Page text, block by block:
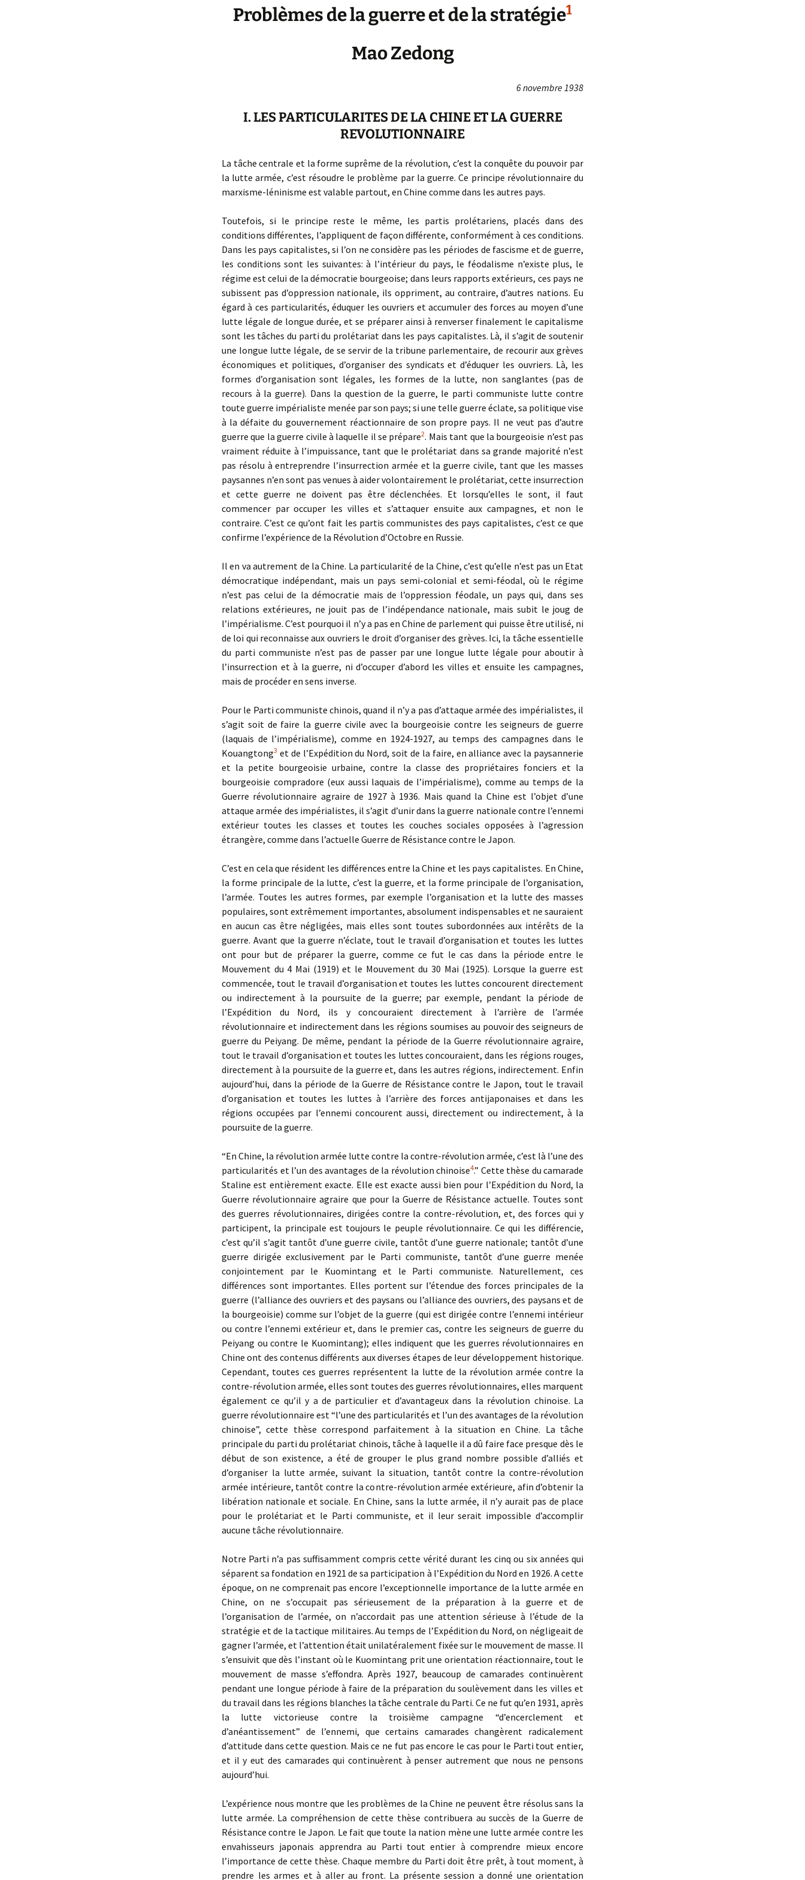
Problèmes de la guerre et de la stratégie1
Mao Zedong
6 novembre 1938
I. LES PARTICULARITES DE LA CHINE ET LA GUERRE
REVOLUTIONNAIRE
La tâche centrale et la forme suprême de la révolution, c’est la conquête du pouvoir par
la lutte armée, c’est résoudre le problème par la guerre. Ce principe révolutionnaire du
marxisme-léninisme est valable partout, en Chine comme dans les autres pays.
Toutefois, si le principe reste le même, les partis prolétariens, placés dans des
conditions différentes, l’appliquent de façon différente, conformément à ces conditions.
Dans les pays capitalistes, si l’on ne considère pas les périodes de fascisme et de guerre,
les conditions sont les suivantes: à l’intérieur du pays, le féodalisme n’existe plus, le
régime est celui de la démocratie bourgeoise; dans leurs rapports extérieurs, ces pays ne
subissent pas d’oppression nationale, ils oppriment, au contraire, d’autres nations. Eu
égard à ces particularités, éduquer les ouvriers et accumuler des forces au moyen d’une
lutte légale de longue durée, et se préparer ainsi à renverser finalement le capitalisme
sont les tâches du parti du prolétariat dans les pays capitalistes. Là, il s’agit de soutenir
une longue lutte légale, de se servir de la tribune parlementaire, de recourir aux grèves
économiques et politiques, d’organiser des syndicats et d’éduquer les ouvriers. Là, les
formes d’organisation sont légales, les formes de la lutte, non sanglantes (pas de
recours à la guerre). Dans la question de la guerre, le parti communiste lutte contre
toute guerre impérialiste menée par son pays; si une telle guerre éclate, sa politique vise
à la défaite du gouvernement réactionnaire de son propre pays. Il ne veut pas d’autre
guerre que la guerre civile à laquelle il se prépare2. Mais tant que la bourgeoisie n’est pas
vraiment réduite à l’impuissance, tant que le prolétariat dans sa grande majorité n’est
pas résolu à entreprendre l’insurrection armée et la guerre civile, tant que les masses
paysannes n’en sont pas venues à aider volontairement le prolétariat, cette insurrection
et cette guerre ne doivent pas être déclenchées. Et lorsqu’elles le sont, il faut
commencer par occuper les villes et s’attaquer ensuite aux campagnes, et non le
contraire. C’est ce qu’ont fait les partis communistes des pays capitalistes, c’est ce que
confirme l’expérience de la Révolution d’Octobre en Russie.
Il en va autrement de la Chine. La particularité de la Chine, c’est qu’elle n’est pas un Etat
démocratique indépendant, mais un pays semi-colonial et semi-féodal, où le régime
n’est pas celui de la démocratie mais de l’oppression féodale, un pays qui, dans ses
relations extérieures, ne jouit pas de l’indépendance nationale, mais subit le joug de
l’impérialisme. C’est pourquoi il n’y a pas en Chine de parlement qui puisse être utilisé, ni
de loi qui reconnaisse aux ouvriers le droit d’organiser des grèves. Ici, la tâche essentielle
du parti communiste n’est pas de passer par une longue lutte légale pour aboutir à
l’insurrection et à la guerre, ni d’occuper d’abord les villes et ensuite les campagnes,
mais de procéder en sens inverse.
Pour le Parti communiste chinois, quand il n’y a pas d’attaque armée des impérialistes, il
s’agit soit de faire la guerre civile avec la bourgeoisie contre les seigneurs de guerre
(laquais de l’impérialisme), comme en 1924-1927, au temps des campagnes dans le
Kouangtong3 et de l’Expédition du Nord, soit de la faire, en alliance avec la paysannerie
et la petite bourgeoisie urbaine, contre la classe des propriétaires fonciers et la
bourgeoisie compradore (eux aussi laquais de l’impérialisme), comme au temps de la
Guerre révolutionnaire agraire de 1927 à 1936. Mais quand la Chine est l’objet d’une
attaque armée des impérialistes, il s’agit d’unir dans la guerre nationale contre l’ennemi
extérieur toutes les classes et toutes les couches sociales opposées à l’agression
étrangère, comme dans l’actuelle Guerre de Résistance contre le Japon.
C’est en cela que résident les différences entre la Chine et les pays capitalistes. En Chine,
la forme principale de la lutte, c’est la guerre, et la forme principale de l’organisation,
l’armée. Toutes les autres formes, par exemple l’organisation et la lutte des masses
populaires, sont extrêmement importantes, absolument indispensables et ne sauraient
en aucun cas être négligées, mais elles sont toutes subordonnées aux intérêts de la
guerre. Avant que la guerre n’éclate, tout le travail d’organisation et toutes les luttes
ont pour but de préparer la guerre, comme ce fut le cas dans la période entre le
Mouvement du 4 Mai (1919) et le Mouvement du 30 Mai (1925). Lorsque la guerre est
commencée, tout le travail d’organisation et toutes les luttes concourent directement
ou indirectement à la poursuite de la guerre; par exemple, pendant la période de
l’Expédition du Nord, ils y concouraient directement à l’arrière de l’armée
révolutionnaire et indirectement dans les régions soumises au pouvoir des seigneurs de
guerre du Peiyang. De même, pendant la période de la Guerre révolutionnaire agraire,
tout le travail d’organisation et toutes les luttes concouraient, dans les régions rouges,
directement à la poursuite de la guerre et, dans les autres régions, indirectement. Enfin
aujourd’hui, dans la période de la Guerre de Résistance contre le Japon, tout le travail
d’organisation et toutes les luttes à l’arrière des forces antijaponaises et dans les
régions occupées par l’ennemi concourent aussi, directement ou indirectement, à la
poursuite de la guerre.
“En Chine, la révolution armée lutte contre la contre-révolution armée, c’est là l’une des
particularités et l’un des avantages de la révolution chinoise4.” Cette thèse du camarade
Staline est entièrement exacte. Elle est exacte aussi bien pour l’Expédition du Nord, la
Guerre révolutionnaire agraire que pour la Guerre de Résistance actuelle. Toutes sont
des guerres révolutionnaires, dirigées contre la contre-révolution, et, des forces qui y
participent, la principale est toujours le peuple révolutionnaire. Ce qui les différencie,
c’est qu’il s’agit tantôt d’une guerre civile, tantôt d’une guerre nationale; tantôt d’une
guerre dirigée exclusivement par le Parti communiste, tantôt d’une guerre menée
conjointement par le Kuomintang et le Parti communiste. Naturellement, ces
différences sont importantes. Elles portent sur l’étendue des forces principales de la
guerre (l’alliance des ouvriers et des paysans ou l’alliance des ouvriers, des paysans et de
la bourgeoisie) comme sur l’objet de la guerre (qui est dirigée contre l’ennemi intérieur
ou contre l’ennemi extérieur et, dans le premier cas, contre les seigneurs de guerre du
Peiyang ou contre le Kuomintang); elles indiquent que les guerres révolutionnaires en
Chine ont des contenus différents aux diverses étapes de leur développement historique.
Cependant, toutes ces guerres représentent la lutte de la révolution armée contre la
contre-révolution armée, elles sont toutes des guerres révolutionnaires, elles marquent
également ce qu’il y a de particulier et d’avantageux dans la révolution chinoise. La
guerre révolutionnaire est “l’une des particularités et l’un des avantages de la révolution
chinoise”, cette thèse correspond parfaitement à la situation en Chine. La tâche
principale du parti du prolétariat chinois, tâche à laquelle il a dû faire face presque dès le
début de son existence, a été de grouper le plus grand nombre possible d’alliés et
d’organiser la lutte armée, suivant la situation, tantôt contre la contre-révolution
armée intérieure, tantôt contre la contre-révolution armée extérieure, afin d’obtenir la
libération nationale et sociale. En Chine, sans la lutte armée, il n’y aurait pas de place
pour le prolétariat et le Parti communiste, et il leur serait impossible d’accomplir
aucune tâche révolutionnaire.
Notre Parti n’a pas suffisamment compris cette vérité durant les cinq ou six années qui
séparent sa fondation en 1921 de sa participation à l’Expédition du Nord en 1926. A cette
époque, on ne comprenait pas encore l’exceptionnelle importance de la lutte armée en
Chine, on ne s’occupait pas sérieusement de la préparation à la guerre et de
l’organisation de l’armée, on n’accordait pas une attention sérieuse à l’étude de la
stratégie et de la tactique militaires. Au temps de l’Expédition du Nord, on négligeait de
gagner l’armée, et l’attention était unilatéralement fixée sur le mouvement de masse. Il
s’ensuivit que dès l’instant où le Kuomintang prit une orientation réactionnaire, tout le
mouvement de masse s’effondra. Après 1927, beaucoup de camarades continuèrent
pendant une longue période à faire de la préparation du soulèvement dans les villes et
du travail dans les régions blanches la tâche centrale du Parti. Ce ne fut qu’en 1931, après
la lutte victorieuse contre la troisième campagne “d’encerclement et
d’anéantissement” de l’ennemi, que certains camarades changèrent radicalement
d’attitude dans cette question. Mais ce ne fut pas encore le cas pour le Parti tout entier,
et il y eut des camarades qui continuèrent à penser autrement que nous ne pensons
aujourd’hui.
L’expérience nous montre que les problèmes de la Chine ne peuvent être résolus sans la
lutte armée. La compréhension de cette thèse contribuera au succès de la Guerre de
Résistance contre le Japon. Le fait que toute la nation mène une lutte armée contre les
envahisseurs japonais apprendra au Parti tout entier à comprendre mieux encore
l’importance de cette thèse. Chaque membre du Parti doit être prêt, à tout moment, à
prendre les armes et à aller au front. La présente session a donné une orientation